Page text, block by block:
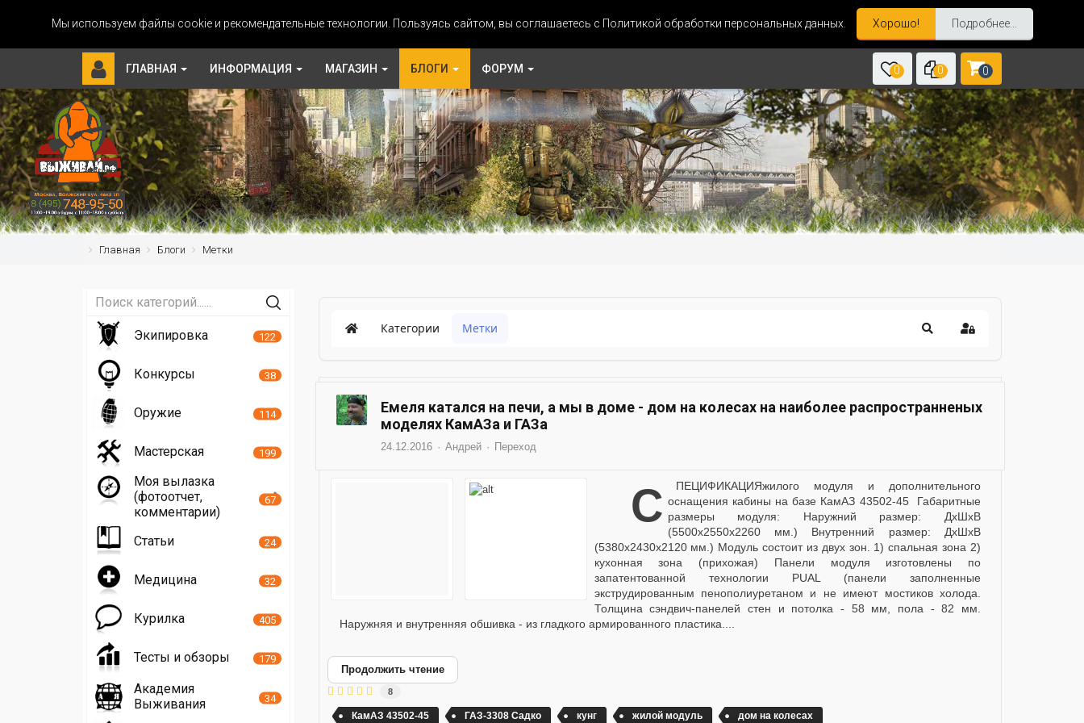
Мы используем файлы cookie и рекомендательные технологии. Пользуясь сайтом, вы соглашаетесь с Политикой обработки персональных данных. Хорошо! Подробнее...
ГЛАВНАЯ ИНФОРМАЦИЯ МАГАЗИН БЛОГИ ФОРУМ 0 0 0
Главная Блоги Метки
Категории Метки
Емеля катался на печи, а мы в доме - дом на колесах на наиболее распространненых
моделях КамАЗа и ГАЗа
24.12.2016 Андрей Переход
СПЕЦИФИКАЦИЯжилого модуля и дополнительного оснащения кабины на базе КамАЗ 43502-45 Габаритные
размеры модуля: Наружний размер: ДхШхВ
(5500х2550х2260 мм.) Внутренний размер: ДхШхВ
(5380х2430х2120 мм.) Модуль состоит из двух зон. 1) спальная зона 2)
кухонная зона (прихожая) Панели модуля изготовлены по
запатентованной технологии PUAL (панели заполненные
экструдированным пенополиуретаном и не имеют мостиков холода.
Толщина сэндвич-панелей стен и потолка - 58 мм, пола - 82 мм.
Наружняя и внутренняя обшивка - из гладкого армированного пластика....
Продолжить чтение
8
КамАЗ 43502-45 ГАЗ-3308 Садко кунг жилой модуль дом на колесах
Экипировка 122
Конкурсы 38
Оружие 114
Мастерская 199
Моя вылазка
(фотоотчет,
комментарии)
67
Статьи 24
Медицина 32
Курилка 405
Тесты и обзоры 179
Академия
Выживания
34